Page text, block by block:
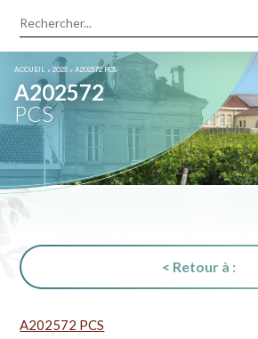
ACCUEIL »2025 »A202572 PCS
A202572
PCS
< Retour à :
A202572 PCS